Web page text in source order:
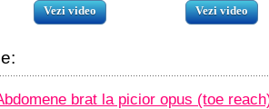
Vezi video Vezi video
brat la picior opus (toe